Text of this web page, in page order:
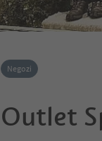
Negozi
Outlet